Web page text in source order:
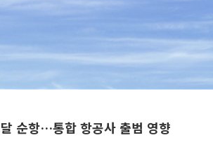
순항…통합 항공사 출범 영향